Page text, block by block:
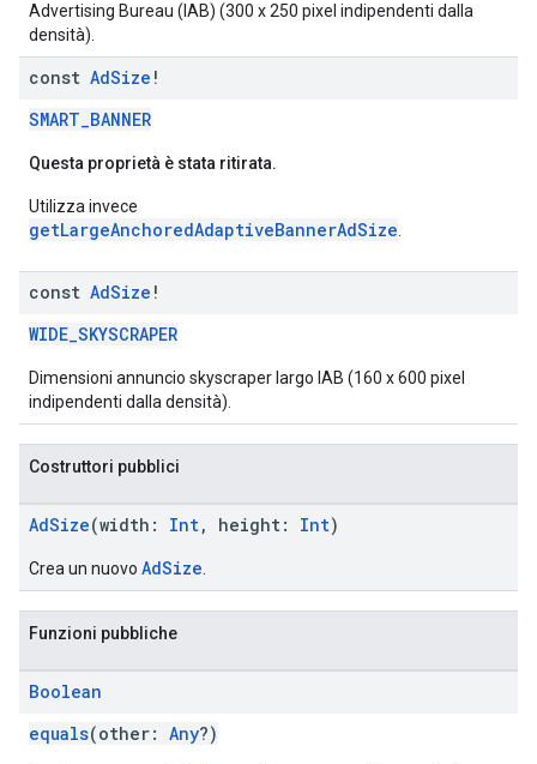
Advertising Bureau (IAB) (300 x 250 pixel indipendenti dalla
densità).
const AdSize !
SMART_BANNER
Questa proprietà è stata ritirata.
Utilizza invece
getLargeAnchoredAdaptiveBannerAdSize
const AdSize !
WIDE_SKYSCRAPER
Dimensioni annuncio skyscraper largo IAB (160 x 600 pixel
indipendenti dalla densità).
Costruttori pubblici
AdSize(width: Int, height: Int)
Crea un nuovo AdSize
Funzioni pubbliche
Boolean
equals(other: Any?)